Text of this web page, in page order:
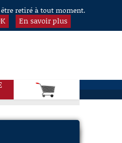
retiré à tout moment.
En savoir plus